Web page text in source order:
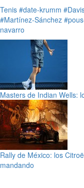
Tenis #date-krumm
#Martínez-Sánchez
navarro
Masters de Indian Wells:
Rally de México: los
mandando